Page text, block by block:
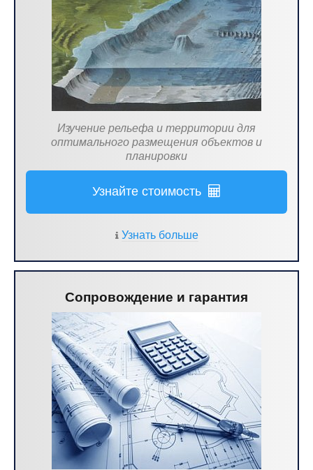
Изучение рельефа и территории для
оптимального размещения объектов и
планировки
Узнайте стоимость
Узнать больше
Сопровождение и гарантия